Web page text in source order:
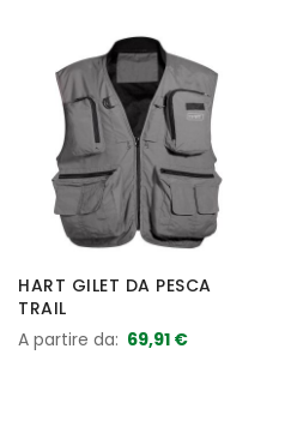
HART GILET DA PESCA
TRAIL
A partire da 69,91 €